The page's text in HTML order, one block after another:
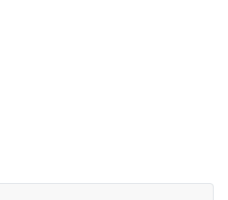
Renault Zoe - Reali indicati dai